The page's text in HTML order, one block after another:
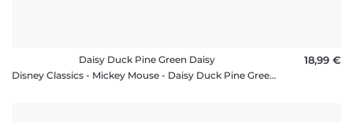
Daisy Duck Pine Green Daisy
Disney Classics - Mickey Mouse - Daisy Duck Pine Green Daisy - Christmas - Enfant T-shirt
18,99 €